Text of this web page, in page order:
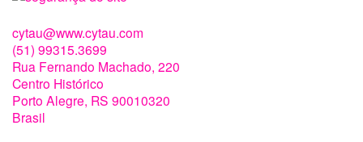
cytau@www.cytau.com
(51) 99315.3699
Rua Fernando Machado, 220
Centro Histórico
Porto Alegre, RS 90010320
Brasil